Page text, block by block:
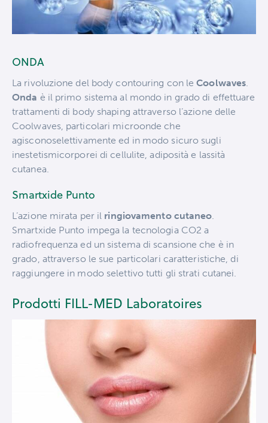
ONDA
La rivoluzione del body contouring con leCoolwaves.
Onda è il primo sistema al mondo in grado di effettuare
trattamenti di body shaping attraverso l’azione delle
Coolwaves, particolari microonde che
agisconoselettivamente ed in modo sicuro sugli
inestetismicorporei di cellulite, adiposità e lassità
cutanea.
Smartxide Punto
L’azione mirata per il ringiovamento cutaneo.
Smartxide Punto impega la tecnologia CO2 a
radiofrequenza ed un sistema di scansione che è in
grado, attraverso le sue particolari caratteristiche, di
raggiungere in modo selettivo tutti gli strati cutanei.
Prodotti FILL-MED Laboratoires